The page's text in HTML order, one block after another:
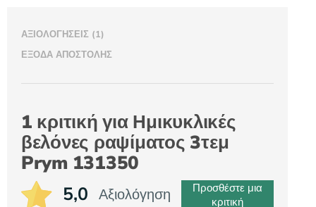
ΑΞΙΟΛΟΓΉΣΕΙΣ (1)
ΈΞΟΔΑ ΑΠΟΣΤΟΛΉΣ
1 κριτική για Ημικυκλικές
βελόνες ραψίματος 3τεμ
Prym 131350
5,0 Αξιολόγηση
Προσθέστε μια
κριτική